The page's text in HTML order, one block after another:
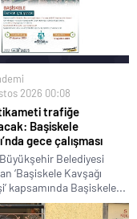
2026 00:08
trafiğe
Başiskele
gece çalışması
Belediyesi
‘Başiskele Kavşağı
kapsamında Başiskele...